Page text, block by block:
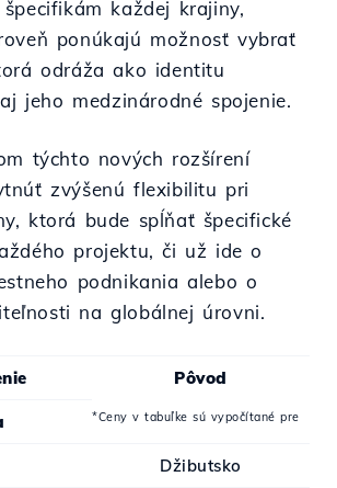
každej krajiny,
ponúkajú možnosť vybrať
odráža ako identitu
jeho medzinárodné spojenie.
týchto nových rozšírení
zvýšenú flexibilitu pri
ktorá bude spĺňať špecifické
projektu, či už ide o
podnikania alebo o
na globálnej úrovni.
Pôvod
Džibutsko
*Ceny v tabuľke sú vypočítané pre